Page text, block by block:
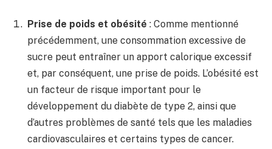
Prise de poids et obésité : Comme mentionné
précédemment, une consommation excessive de
sucre peut entraîner un apport calorique excessif
et, par conséquent, une prise de poids. L’obésité est
un facteur de risque important pour le
développement du diabète de type 2, ainsi que
d’autres problèmes de santé tels que les maladies
cardiovasculaires et certains types de cancer.